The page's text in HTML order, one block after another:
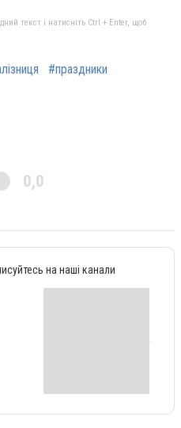
текст і натисніть Ctrl + Enter, щоб
#праздники
0,0
на наші канали